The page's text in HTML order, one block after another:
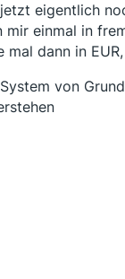
eigentlich
mir einmal in
dann in EUR,
von